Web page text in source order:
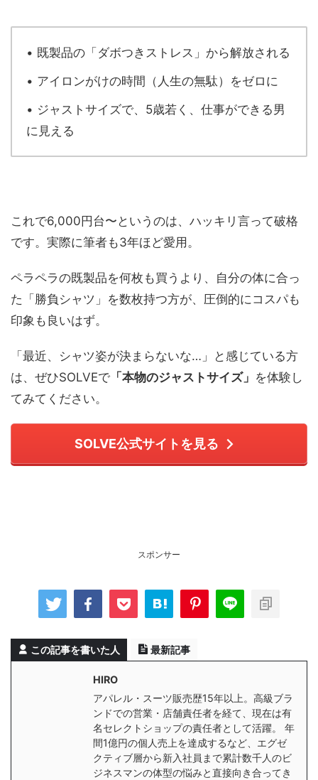
• 既製品の「ダボつきストレス」から解放される
• アイロンがけの時間（人生の無駄）をゼロに
• ジャストサイズで、5歳若く、仕事ができる男
に見える
これで6,000円台〜というのは、ハッキリ言って破格
です。実際に筆者も3年ほど愛用。
ペラペラの既製品を何枚も買うより、自分の体に合っ
た「勝負シャツ」を数枚持つ方が、圧倒的にコスパも
印象も良いはず。
「最近、シャツ姿が決まらないな…」と感じている方
は、ぜひSOLVEで 「本物のジャストサイズ」 を体験し
てみてください。
SOLVE公式サイトを見る
スポンサー
この記事を書いた人 最新記事
HIRO
アパレル・スーツ販売歴15年以上。高級ブラ
ンドでの営業・店舗責任者を経て、現在は有
名セレクトショップの責任者として活躍。 年
間1億円の個人売上を達成するなど、エグゼ
クティブ層から新入社員まで累計数千人のビ
ジネスマンの体型の悩みと直接向き合ってき